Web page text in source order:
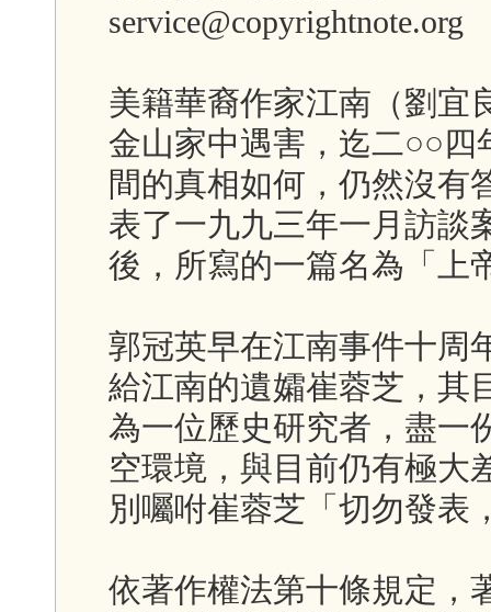
service@copyrightnote.org
美籍華裔作家江南（劉宜
金山家中遇害，迄二○○四
間的真相如何，仍然沒有
表了一九九三年一月訪談
後，所寫的一篇名為「上
郭冠英早在江南事件十周
給江南的遺孀崔蓉芝，其
為一位歷史研究者，盡一
空環境，與目前仍有極大
別囑咐崔蓉芝「切勿發表
依著作權法第十條規定，